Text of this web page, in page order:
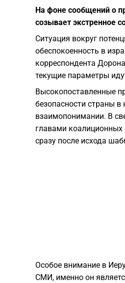
На фоне сообщений о
созывает экстренное
Ситуация вокруг
обеспокоенность в
корреспондента
текущие параметры
​Высокопоставленные
безопасности страны
взаимопонимании. В
главами коалиционных
сразу после исхода
​Особое внимание в
СМИ, именно он